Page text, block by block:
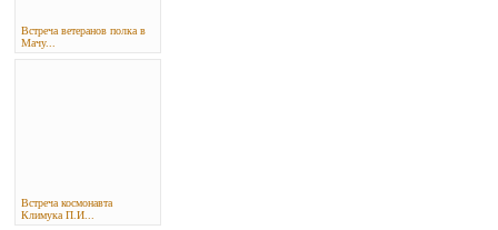
Встреча ветеранов полка в
Мачу...
Встреча космонавта
Климука П.И...